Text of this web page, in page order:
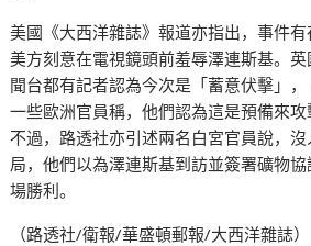
美國《大西洋雜誌》報道亦指出，事件有
美方刻意在電視鏡頭前羞辱澤連斯基。
聞台都有記者認為今次是「蓄意伏擊」
一些歐洲官員稱，他們認為這是預備來攻
不過，路透社亦引述兩名白宮官員說，
局，他們以為澤連斯基到訪並簽署礦物
場勝利。
（路透社/衛報/華盛頓郵報/大西洋雜誌）